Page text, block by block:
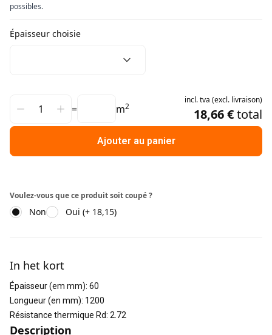
possibles.
Épaisseur choisie
= m2
incl.tva (excl. livraison)
18,66 €total
Ajouter au panier
Voulez-vous que ce produit soit coupé ?
Non Oui (+ 18,15)
In het kort
Épaisseur (em mm): 60
Longueur (en mm): 1200
Résistance thermique Rd: 2.72
Description